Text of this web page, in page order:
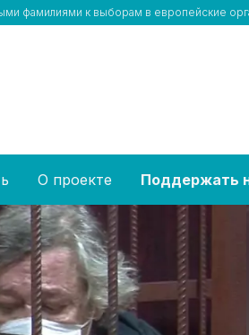
фамилиями к выборам в европейские
О проекте Поддержать